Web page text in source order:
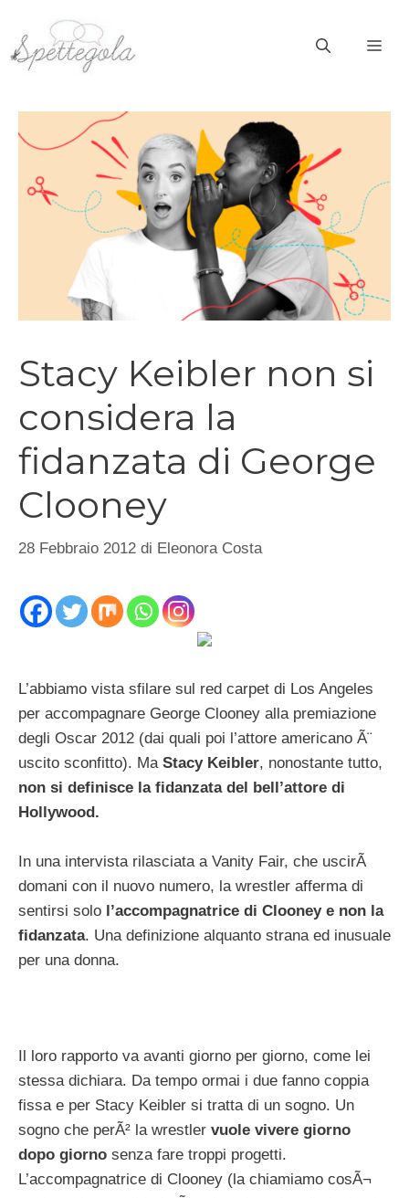
contenuto
Stacy Keibler non si
considera la
fidanzata di George
Clooney
28 Febbraio 2012 di Eleonora Costa
L’abbiamo vista sfilare sul red carpet di Los Angeles
per accompagnare George Clooney alla premiazione
degli Oscar 2012 (dai quali poi l’attore americano Ã¨
uscito sconfitto). Ma Stacy Keibler, nonostante tutto,
non si definisce la fidanzata del bell’attore di
Hollywood.
In una intervista rilasciata a Vanity Fair, che uscirÃ
domani con il nuovo numero, la wrestler afferma di
sentirsi solo l’accompagnatrice di Clooney e non la
fidanzata. Una definizione alquanto strana ed inusuale
per una donna.
Il loro rapporto va avanti giorno per giorno, come lei
stessa dichiara. Da tempo ormai i due fanno coppia
fissa e per Stacy Keibler si tratta di un sogno. Un
sogno che perÃ² la wrestler vuole vivere giorno
dopo giorno senza fare troppi progetti.
L’accompagnatrice di Clooney (la chiamiamo cosÃ¬